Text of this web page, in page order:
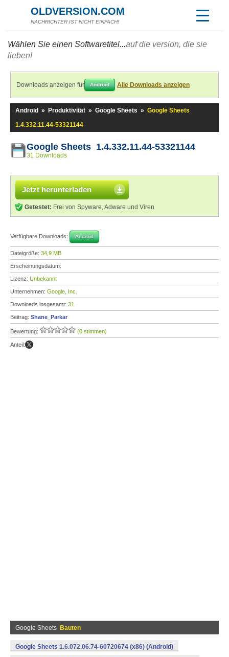
OLDVERSION.COM
NACHRICHTER IST NICHT EINFACH!
Wählen Sie einen Softwaretitel...auf die version, die sie
lieben!
Downloads anzeigen für Android Alle Downloads anzeigen
Android » Produktivität » Google Sheets » Google Sheets
1.4.332.11.44-53321144
Google Sheets 1.4.332.11.44-53321144
31 Downloads
Jetzt herunterladen
Getestet: Frei von Spyware, Adware und Viren
Verfügbare Downloads: Android
Dateigröße: 34,9 MB
Erscheinungsdatum:
Lizenz: Unbekannt
Unternehmen: Google, Inc.
Downloads insgesamt: 31
Beitrag: Shane_Parkar
Bewertung: (0 stimmen)
Anteil:
Google Sheets Bauten
Google Sheets 1.6.072.06.74-60720674 (x86) (Android)